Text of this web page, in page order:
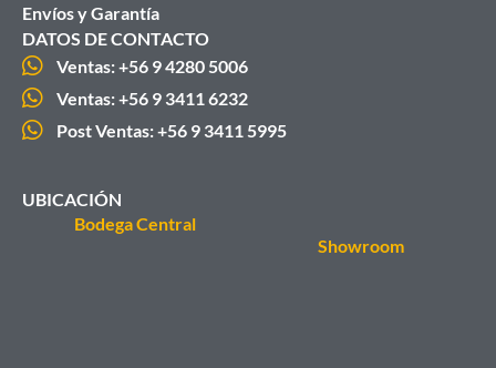
Envíos y Garantía
DATOS DE CONTACTO
Ventas: +56 9 4280 5006
Ventas: +56 9 3411 6232
Post Ventas: +56 9 3411 5995
UBICACIÓN
Bodega Central
Showroom